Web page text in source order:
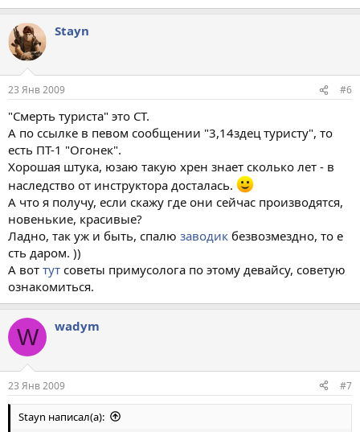
Stayn
23 Янв 2009 #6
"Смерть туриста" это СТ.
А по ссылке в певом сообщении "3,14здец туристу", то
есть ПТ-1 "Огонек".
Хорошая штука, юзаю такую хрен знает сколько лет - в
наследство от инструктора досталась.
А что я получу, если скажу где они сейчас производятся,
новенькие, красивые?
Ладно, так уж и быть, спалю заводик безвозмездно, то е
сть даром. ))
А вот тут советы примусолога по этому девайсу, советую
ознакомиться.
W wadym
23 Янв 2009 #7
Stayn написал(а):